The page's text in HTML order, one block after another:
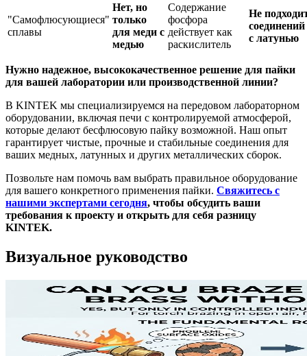
"Самофлюсующиеся"
сплавы
Нет, но
только
для меди с
медью
Содержание
фосфора
действует как
раскислитель
Не
с латунью
Нужно надежное, высококачественное решение для пайки
для вашей лаборатории или производственной линии?
В KINTEK мы специализируемся на передовом лабораторном
оборудовании, включая печи с контролируемой атмосферой,
которые делают бесфлюсовую пайку возможной. Наш опыт
гарантирует чистые, прочные и стабильные соединения для
ваших медных, латунных и других металлических сборок.
Позвольте нам помочь вам выбрать правильное оборудование
для вашего конкретного применения пайки. Свяжитесь с
нашими экспертами сегодня, чтобы обсудить ваши
требования к проекту и открыть для себя разницу
KINTEK.
Визуальное руководство